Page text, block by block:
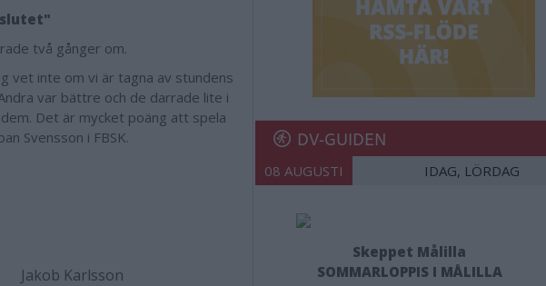
två gånger om.
vet inte om vi är tagna av stundens
var bättre och de darrade lite i
Det är mycket poäng att spela
Svensson i FBSK.
Jakob Karlsson
DV-GUIDEN
08 AUGUSTI IDAG, LÖRDAG
Skeppet Målilla
SOMMARLOPPIS I MÅLILLA